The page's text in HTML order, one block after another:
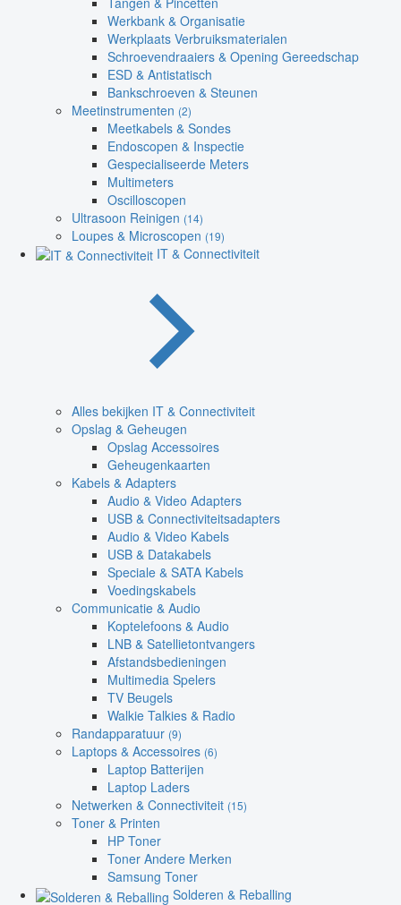
Werkbank & Organisatie
Werkplaats Verbruiksmaterialen
Schroevendraaiers & Opening Gereedschap
ESD & Antistatisch
Bankschroeven & Steunen
Meetinstrumenten (2)
Meetkabels & Sondes
Endoscopen & Inspectie
Gespecialiseerde Meters
Multimeters
Oscilloscopen
Ultrasoon Reinigen (14)
Loupes & Microscopen (19)
IT & Connectiviteit
Alles bekijken IT & Connectiviteit
Opslag & Geheugen
Opslag Accessoires
Geheugenkaarten
Kabels & Adapters
Audio & Video Adapters
USB & Connectiviteitsadapters
Audio & Video Kabels
USB & Datakabels
Speciale & SATA Kabels
Voedingskabels
Communicatie & Audio
Koptelefoons & Audio
LNB & Satellietontvangers
Afstandsbedieningen
Multimedia Spelers
TV Beugels
Walkie Talkies & Radio
Randapparatuur (9)
Laptops & Accessoires (6)
Laptop Batterijen
Laptop Laders
Netwerken & Connectiviteit (15)
Toner & Printen
HP Toner
Toner Andere Merken
Samsung Toner
Solderen & Reballing